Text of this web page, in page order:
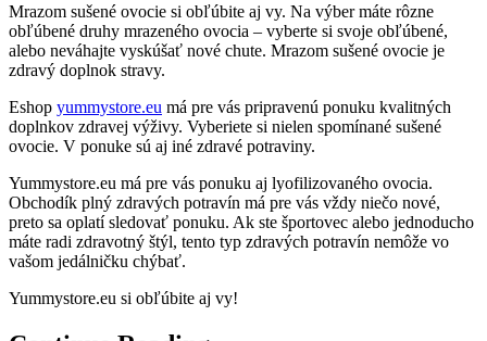
Mrazom sušené ovocie si obľúbite aj vy. Na výber máte rôzne
obľúbené druhy mrazeného ovocia – vyberte si svoje obľúbené,
alebo neváhajte vyskúšať nové chute. Mrazom sušené ovocie je
zdravý doplnok stravy.
Eshop yummystore.eu má pre vás pripravenú ponuku kvalitných
doplnkov zdravej výživy. Vyberiete si nielen spomínané sušené
ovocie. V ponuke sú aj iné zdravé potraviny.
Yummystore.eu má pre vás ponuku aj lyofilizovaného ovocia.
Obchodík plný zdravých potravín má pre vás vždy niečo nové,
preto sa oplatí sledovať ponuku. Ak ste športovec alebo jednoducho
máte radi zdravotný štýl, tento typ zdravých potravín nemôže vo
vašom jedálničku chýbať.
Yummystore.eu si obľúbite aj vy!